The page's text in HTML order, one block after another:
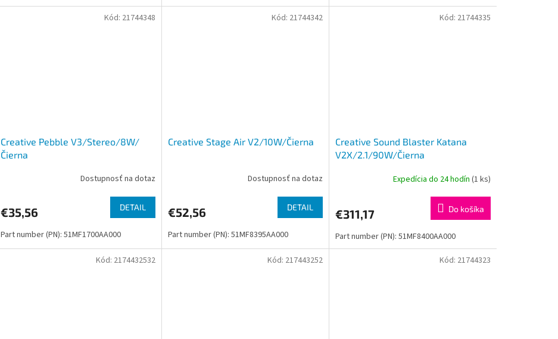
Creative Pebble V3/Stereo/8W/
Čierna
Dostupnosť na dotaz
€35,56 DETAIL
Part number (PN): 51MF1700AA000
Kód: 21744348
Creative Stage Air V2/10W/Čierna
Dostupnosť na dotaz
€52,56 DETAIL
Part number (PN): 51MF8395AA000
Kód: 21744342
Creative Sound Blaster Katana
V2X/2.1/90W/Čierna
Expedícia do 24 hodín (1 ks)
€311,17 Do košíka
Part number (PN): 51MF8400AA000
Kód: 21744335
Kód: 2174432532 Kód: 217443252 Kód: 21744323